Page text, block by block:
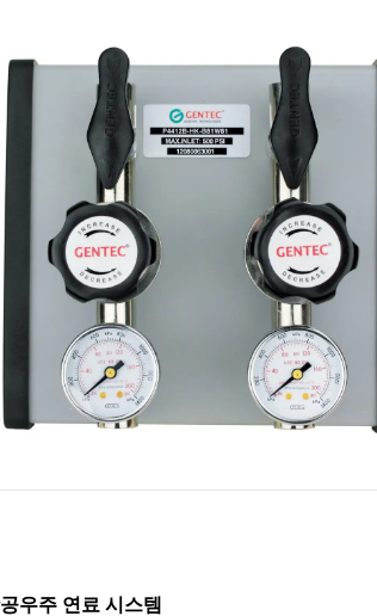
우주 연료 시스템